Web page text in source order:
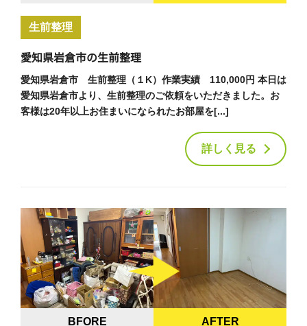
生前整理
愛知県岩倉市の生前整理
愛知県岩倉市 生前整理（１K）作業実績 110,000円 本日は
愛知県岩倉市より、生前整理のご依頼をいただきました。お
客様は20年以上お住まいになられたお部屋を[...]
詳しく見る
BFORE AFTER